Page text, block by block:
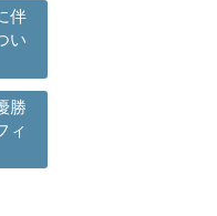
伴
い
勝
ィ